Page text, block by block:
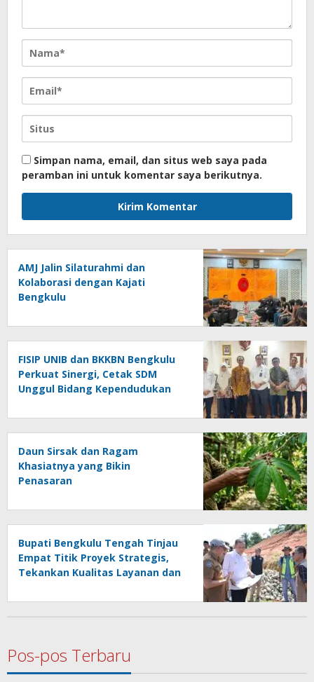
Simpan nama, email, dan situs web saya pada
peramban ini untuk komentar saya berikutnya.
AMJ Jalin Silaturahmi dan
Kolaborasi dengan Kajati
Bengkulu
FISIP UNIB dan BKKBN Bengkulu
Perkuat Sinergi, Cetak SDM
Unggul Bidang Kependudukan
Daun Sirsak dan Ragam
Khasiatnya yang Bikin
Penasaran
Bupati Bengkulu Tengah Tinjau
Empat Titik Proyek Strategis,
Tekankan Kualitas Layanan dan
Pos-pos Terbaru